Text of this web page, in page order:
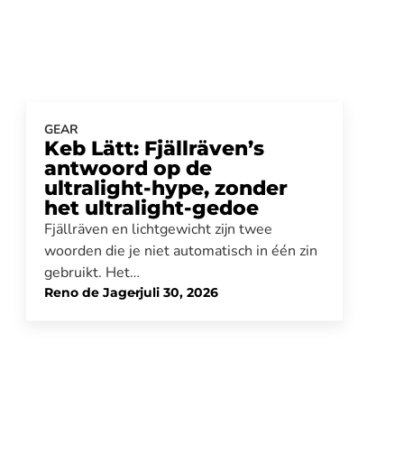
GEAR
Keb Lätt: Fjällräven’s
antwoord op de
ultralight-hype, zonder
het ultralight-gedoe
Fjällräven en lichtgewicht zijn twee
woorden die je niet automatisch in één zin
gebruikt. Het…
Reno de Jager
- juli 30, 2026